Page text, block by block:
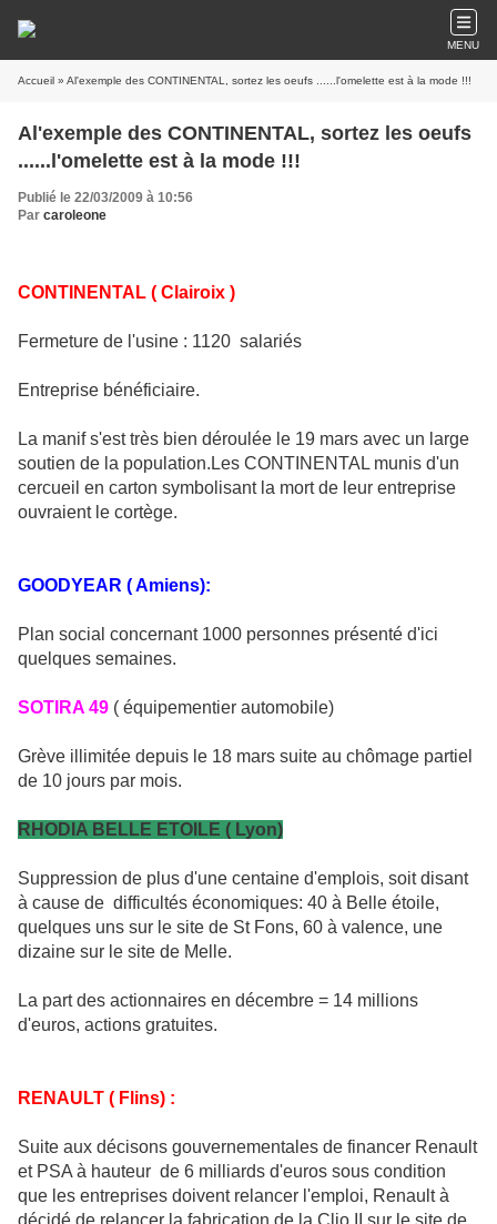
MENU
Accueil » Al'exemple des CONTINENTAL, sortez les oeufs ......l'omelette est à la mode !!!
Al'exemple des CONTINENTAL, sortez les oeufs
......l'omelette est à la mode !!!
Publié le 22/03/2009 à 10:56
Par caroleone
CONTINENTAL ( Clairoix )
Fermeture de l'usine : 1120 salariés
Entreprise bénéficiaire.
La manif s'est très bien déroulée le 19 mars avec un large
soutien de la population.Les CONTINENTAL munis d'un
cercueil en carton symbolisant la mort de leur entreprise
ouvraient le cortège.
GOODYEAR ( Amiens):
Plan social concernant 1000 personnes présenté d'ici
quelques semaines.
SOTIRA 49 ( équipementier automobile)
Grève illimitée depuis le 18 mars suite au chômage partiel
de 10 jours par mois.
RHODIA BELLE ETOILE ( Lyon)
Suppression de plus d'une centaine d'emplois, soit disant
à cause de difficultés économiques: 40 à Belle étoile,
quelques uns sur le site de St Fons, 60 à valence, une
dizaine sur le site de Melle.
La part des actionnaires en décembre = 14 millions
d'euros, actions gratuites.
RENAULT ( Flins) :
Suite aux décisons gouvernementales de financer Renault
et PSA à hauteur de 6 milliards d'euros sous condition
que les entreprises doivent relancer l'emploi, Renault à
décidé de relancer la fabrication de la Clio II sur le site de